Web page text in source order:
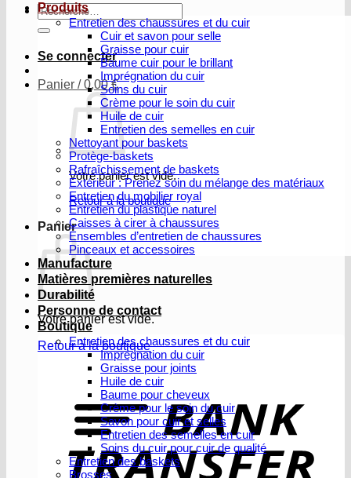
Recherche
pour :
Se connecter
Panier /0,00€
Votre panier est vide.
Retour à la boutique
Panier
Votre panier est vide.
Retour à la boutique
Produits
Entretien des chaussures et du cuir
Cuir et savon pour selle
Graisse pour cuir
Baume cuir pour le brillant
Imprégnation du cuir
Soins du cuir
Crème pour le soin du cuir
Huile de cuir
Entretien des semelles en cuir
Nettoyant pour baskets
Protège-baskets
Rafraîchissement de baskets
Extérieur : Prenez soin du mélange des matériaux
Entretien du mobilier royal
Entretien du plastique naturel
Caisses à cirer à chaussures
Ensembles d’entretien de chaussures
Pinceaux et accessoires
Manufacture
Matières premières naturelles
Durabilité
Personne de contact
Boutique
Entretien des chaussures et du cuir
Imprégnation du cuir
Graisse pour joints
Huile de cuir
Baume pour cheveux
Crème pour le soin du cuir
Savon pour cuir et selles
Entretien des semelles en cuir
Soins du cuir pour cuir de qualité
Entretien des baskets
Brosses